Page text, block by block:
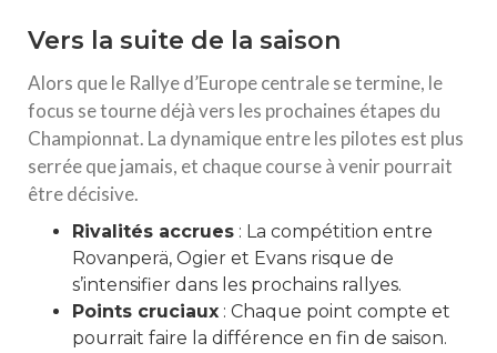
Vers la suite de la saison
Alors que le Rallye d’Europe centrale se termine, le
focus se tourne déjà vers les prochaines étapes du
Championnat. La dynamique entre les pilotes est plus
serrée que jamais, et chaque course à venir pourrait
être décisive.
Rivalités accrues : La compétition entre
Rovanperä, Ogier et Evans risque de
s’intensifier dans les prochains rallyes.
Points cruciaux : Chaque point compte et
pourrait faire la différence en fin de saison.